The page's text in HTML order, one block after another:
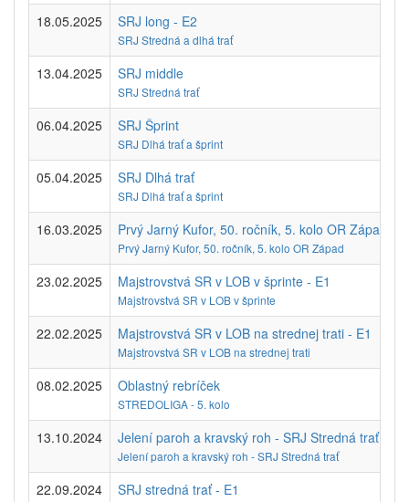
18.05.2025 SRJ long - E2
SRJ Stredná a dlhá trať
13.04.2025 SRJ middle
SRJ Stredná trať
06.04.2025 SRJ Šprint
SRJ Dlhá trať a šprint
05.04.2025 SRJ Dlhá trať
SRJ Dlhá trať a šprint
16.03.2025 Prvý Jarný Kufor, 50. ročník, 5. kolo OR Západ -
Prvý Jarný Kufor, 50. ročník, 5. kolo OR Západ
23.02.2025 Majstrovstvá SR v LOB v šprinte - E1
Majstrovstvá SR v LOB v šprinte
22.02.2025 Majstrovstvá SR v LOB na strednej trati - E1
Majstrovstvá SR v LOB na strednej trati
08.02.2025 Oblastný rebríček
STREDOLIGA - 5. kolo
13.10.2024 Jelení paroh a kravský roh - SRJ Stredná trať - E1
Jelení paroh a kravský roh - SRJ Stredná trať
22.09.2024 SRJ stredná trať - E1